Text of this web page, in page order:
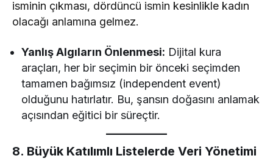
isminin çıkması, dördüncü ismin kesinlikle kadın
olacağı anlamına gelmez.
Yanlış Algıların Önlenmesi: Dijital kura
araçları, her bir seçimin bir önceki seçimden
tamamen bağımsız (independent event)
olduğunu hatırlatır. Bu, şansın doğasını anlamak
açısından eğitici bir süreçtir.
8. Büyük Katılımlı Listelerde Veri Yönetimi